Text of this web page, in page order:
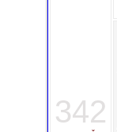
342